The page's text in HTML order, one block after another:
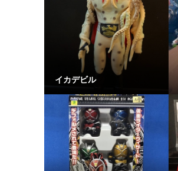
イカデビル